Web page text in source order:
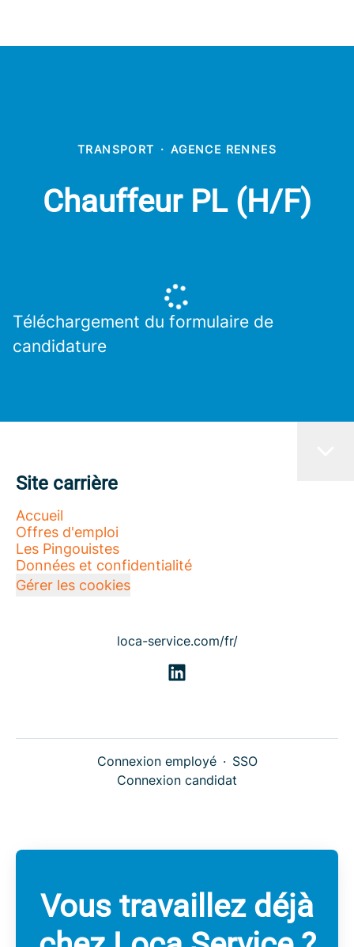
TRANSPORT · AGENCE RENNES
Chauffeur PL (H/F)
Téléchargement du formulaire de
candidature
Site carrière
Accueil
Offres d'emploi
Les Pingouistes
Données et confidentialité
Gérer les cookies
loca-service.com/fr/
Connexion employé · SSO
Connexion candidat
Vous travaillez déjà